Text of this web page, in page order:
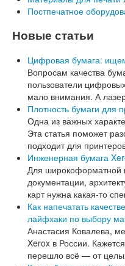
Постпечатное
Новые статьи
Цифровая бумага:
Вопросам качества
пользователи
мало внимания. А
Плотность бумаги для
Одна из важных
Эта статья поможет
подходит для
Инженерная бумага
Для широкоформатной
документации,
карт нужна какая-то
Как напечатать
лайфхаки по выбору
Анастасия Ковалева,
Xerox в России.
перешло всё — от